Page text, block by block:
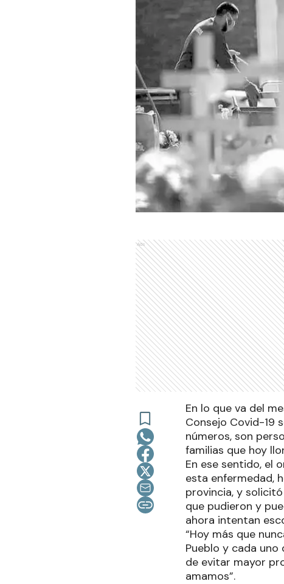
Ads
En lo que va del
Consejo Covid-19
números, son
familias que hoy
En ese sentido, el
esta enfermedad,
provincia, y
que pudieron y
ahora intentan
“Hoy más que
Pueblo y cada
de evitar mayor
amamos”.